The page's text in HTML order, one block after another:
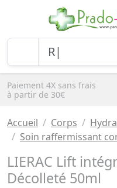
Paiement 4X sans frais
à partir de 30€
Accueil Corps
Soin raffermissant
LIERAC Lift
Décolleté 50ml